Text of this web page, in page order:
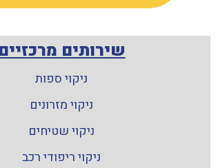
שירותים
ניקוי ספות
ניקוי מזרונים
ניקוי שטיחים
ניקוי ריפודי רכב